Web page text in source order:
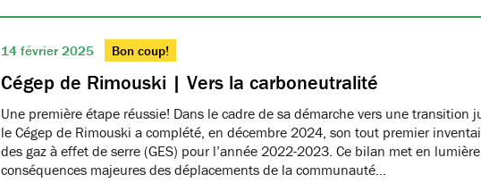
14 février 2025 Bon coup!
Cégep de Rimouski | Vers la carboneutralité
Une première étape réussie! Dans le cadre de sa démarche vers une transition
le Cégep de Rimouski a complété, en décembre 2024, son tout premier
des gaz à effet de serre (GES) pour l’année 2022-2023. Ce bilan met en
conséquences majeures des déplacements de la communauté…